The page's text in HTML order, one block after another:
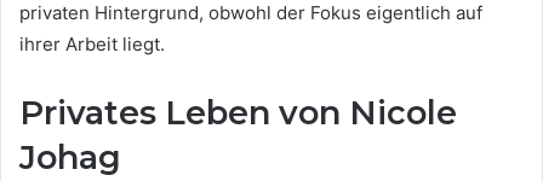
privaten Hintergrund, obwohl der Fokus eigentlich auf
ihrer Arbeit liegt.
Privates Leben von Nicole
Johag